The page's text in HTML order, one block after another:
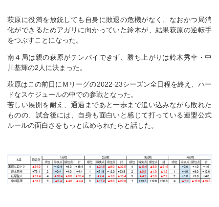
萩原に役満を放銃しても自身に敗退の危機がなく、なおかつ局消
化ができるためアガリに向かっていた鈴木が、結果萩原の逆転手
をつぶすことになった。
南４局は親の萩原がテンパイできず、勝ち上がりは鈴木秀幸・中
川基輝の2人に決まった。
萩原はこの前日にＭリーグの2022-23シーズン全日程を終え、ハー
ドなスケジュールの中での参戦となった。
苦しい展開を耐え、通過まであと一歩まで追い込みながら敗れた
ものの、試合後には、自身も面白いと感じて打っている連盟公式
ルールの面白さをもっと広められたらと話した。